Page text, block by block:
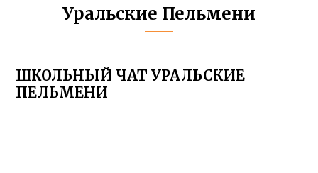
Уральские Пельмени
ШКОЛЬНЫЙ ЧАТ УРАЛЬСКИЕ
ПЕЛЬМЕНИ